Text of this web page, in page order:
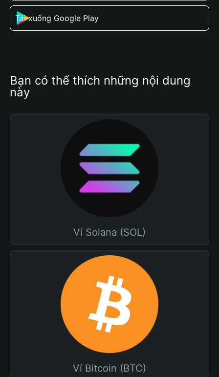
Tải xuống Google Play
Bạn có thể thích những nội dung
này
Ví Solana (SOL)
Ví Bitcoin (BTC)